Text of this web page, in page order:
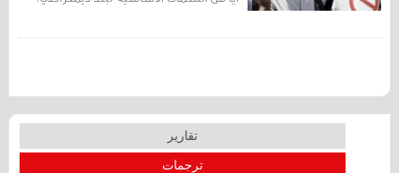
تقارير
ترجمات